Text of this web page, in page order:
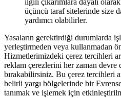
ilgili çıkarımlara dayalı
üçüncü taraf sitelerinde size
yardımcı olabilirler.
Yasaların gerektirdiği durumlarda
yerleştirmeden veya kullanmadan
Hizmetlerimizdeki çerez tercihleri
reklam çerezlerini her zaman devre
bırakabilirsiniz. Bu çerez tercihleri
belirli yargı bölgelerinde bir
tanımak ve işlemek için